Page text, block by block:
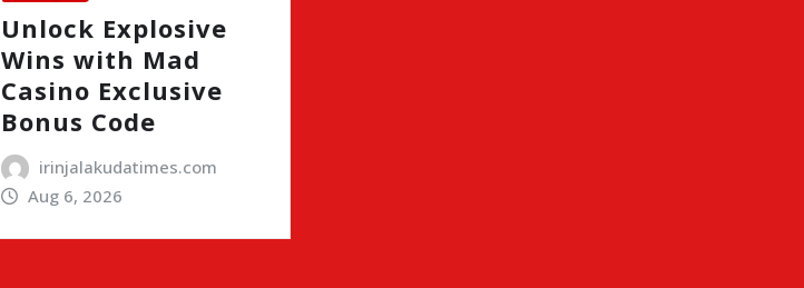
Unlock Explosive
Wins with Mad
Casino Exclusive
Bonus Code
irinjalakudatimes.com
Aug 6, 2026